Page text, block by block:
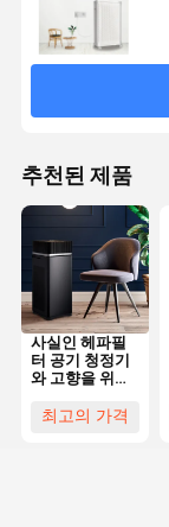
추천된 제품
사실인 헤파필
터 공기 청정기
와 고향을 위한
700m3/h
최고의 가격